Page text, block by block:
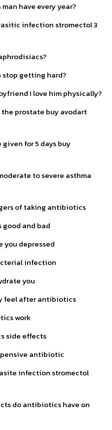
have every year?
infection stromectol 3
stop getting hard?
I love him physically?
the prostate buy avodart
for 5 days buy
to severe asthma
of taking antibiotics
and bad
you depressed
infection
you
feel after antibiotics
work
side effects
antibiotic
infection stromectol
do antibiotics have on